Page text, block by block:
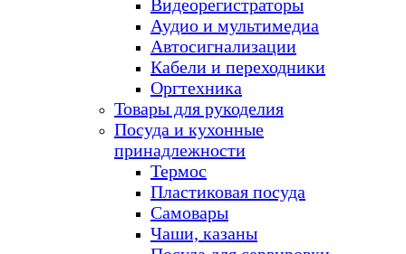
Видеорегистраторы
Аудио и мультимедиа
Автосигнализации
Кабели и переходники
Оргтехника
Товары для рукоделия
Посуда и кухонные
принадлежности
Термос
Пластиковая посуда
Самовары
Чаши, казаны